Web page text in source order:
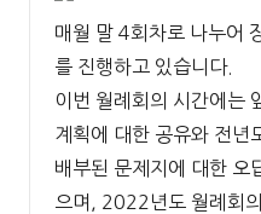
매월 말 4회차로 나누어
를 진행하고 있습니다.
이번 월례회의 시간에는
계획에 대한 공유와 전년
배부된 문제지에 대한 오
으며, 2022년도 월례회